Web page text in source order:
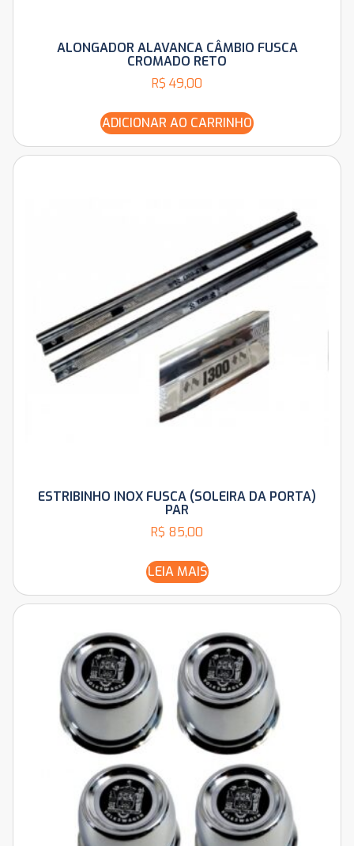
ALONGADOR ALAVANCA CÂMBIO FUSCA
CROMADO RETO
R$ 49,00
ADICIONAR AO CARRINHO
ESTRIBINHO INOX FUSCA (SOLEIRA DA PORTA)
PAR
R$ 85,00
LEIA MAIS